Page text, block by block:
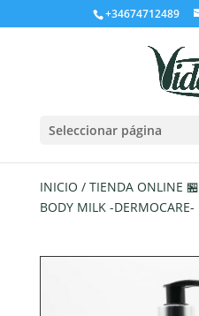
+34674712489
Seleccionar página
INICIO / TIENDA ONLINE 🏪
BODY MILK -DERMOCARE-